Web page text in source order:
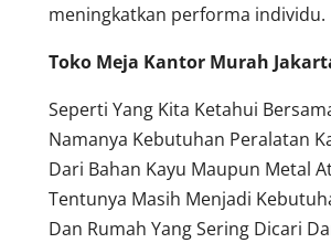
meningkatkan performa individu.
Toko Meja Kantor Murah
Seperti Yang Kita Ketahui
Namanya Kebutuhan Peralatan
Dari Bahan Kayu Maupun Metal
Tentunya Masih Menjadi
Dan Rumah Yang Sering Dicari